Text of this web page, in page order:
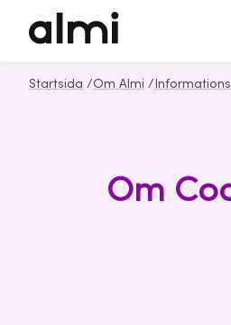
Startsida /Om Almi /
Om